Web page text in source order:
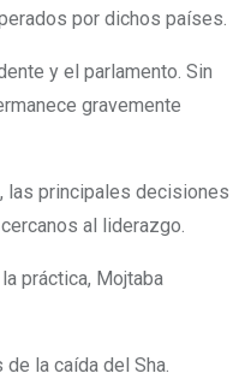
por dichos países.
y el parlamento. Sin
gravemente
las principales decisiones
al liderazgo.
práctica, Mojtaba
la caída del Sha.